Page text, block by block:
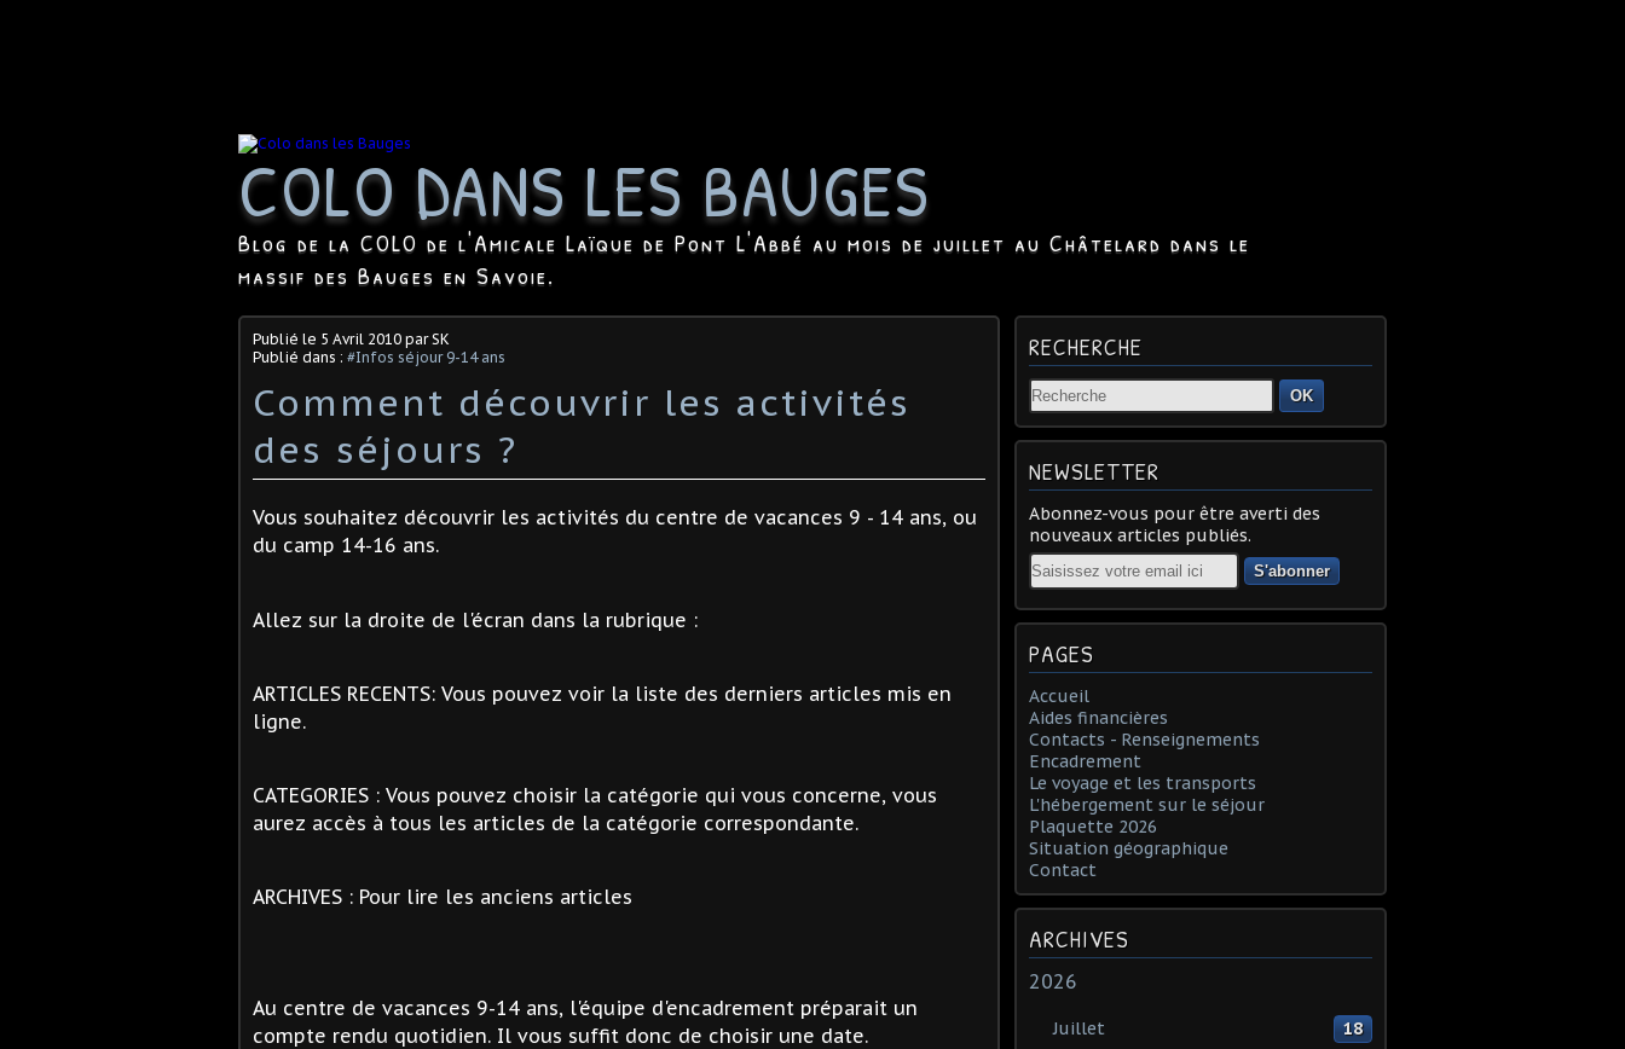
COLO DANS LES BAUGES
Blog de la COLO de l'Amicale Laïque de Pont L'Abbé au mois de juillet au Châtelard dans le
massif des Bauges en Savoie.
Publié le 5 Avril 2010 par SK
Publié dans : #Infos séjour 9-14 ans
Comment découvrir les activités
des séjours ?
Vous souhaitez découvrir les activités du centre de vacances 9 - 14 ans, ou
du camp 14-16 ans.
Allez sur la droite de l'écran dans la rubrique :
ARTICLES RECENTS: Vous pouvez voir la liste des derniers articles mis en
ligne.
CATEGORIES : Vous pouvez choisir la catégorie qui vous concerne, vous
aurez accès à tous les articles de la catégorie correspondante.
ARCHIVES : Pour lire les anciens articles
Au centre de vacances 9-14 ans, l'équipe d'encadrement préparait un
compte rendu quotidien. Il vous suffit donc de choisir une date.
RECHERCHE
OK
NEWSLETTER
Abonnez-vous pour être averti des
nouveaux articles publiés.
Email
PAGES
Accueil
Aides financières
Contacts - Renseignements
Encadrement
Le voyage et les transports
L'hébergement sur le séjour
Plaquette 2026
Situation géographique
Contact
ARCHIVES
2026
Juillet 18